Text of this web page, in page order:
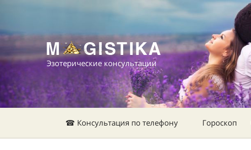
Эзотерические консультации
☎ Консультация по телефону Гороскоп